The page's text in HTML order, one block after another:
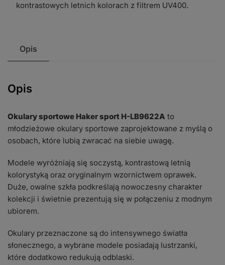
kontrastowych letnich kolorach z filtrem UV400.
Opis
Opis
Okulary sportowe Haker sport H-LB9622A to
młodzieżowe okulary sportowe zaprojektowane z myślą o
osobach, które lubią zwracać na siebie uwagę.
Modele wyróżniają się soczystą, kontrastową letnią
kolorystyką oraz oryginalnym wzornictwem oprawek.
Duże, owalne szkła podkreślają nowoczesny charakter
kolekcji i świetnie prezentują się w połączeniu z modnym
ubiorem.
Okulary przeznaczone są do intensywnego światła
słonecznego, a wybrane modele posiadają lustrzanki,
które dodatkowo redukują odblaski.